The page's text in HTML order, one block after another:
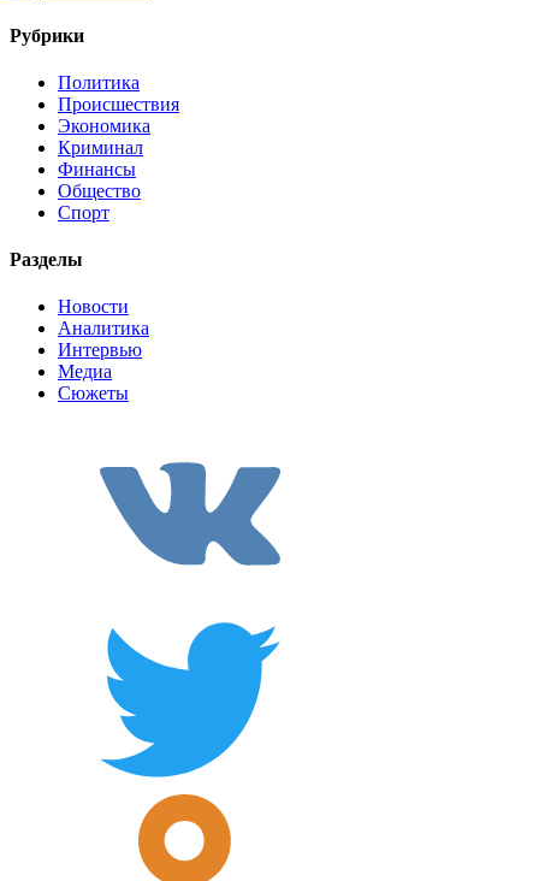
Рубрики
Политика
Происшествия
Экономика
Криминал
Финансы
Общество
Спорт
Разделы
Новости
Аналитика
Интервью
Медиа
Сюжеты